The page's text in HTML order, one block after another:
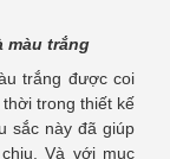
màu trắng
trắng được coi
trong thiết kế
sắc này đã giúp
Và với mục